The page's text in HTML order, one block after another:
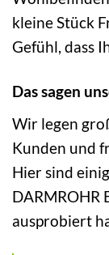
kleine Stück
Gefühl, dass
Das sagen
Wir legen
Kunden und
Hier sind
DARMROHR
ausprobiert